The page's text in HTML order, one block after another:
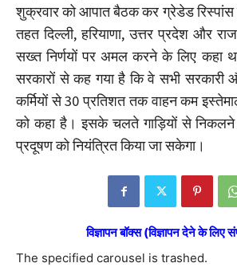
शुक्रवार को आपात बैठक कर ग्रेडेड
तहत दिल्ली, हरियाणा, उत्तर प्रदेश और
सख्त निर्णयों पर अमल करने के लिए कहा
सरकारों से कह गया है कि वे सभी सरकारी
कर्मियों से 30 प्रतिशत तक वाहन कम
को कहा है। इसके चलते गाड़ियों से
प्रदूषण को नियंत्रित किया जा सकेगा।
विज्ञापन बॉक्स (विज्ञापन देने के लिए
The specified carousel is trashed.